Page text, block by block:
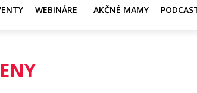
WEBINÁRE AKČNÉ MAMY